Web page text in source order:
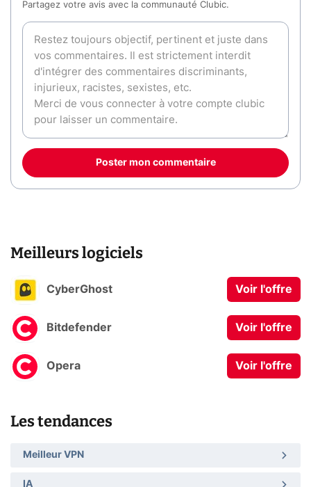
Partagez votre avis avec la communauté Clubic.
Poster mon commentaire
Meilleurs logiciels
CyberGhost Voir l'offre
Bitdefender Voir l'offre
Opera Voir l'offre
Les tendances
Meilleur VPN
IA